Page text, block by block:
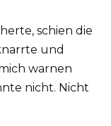
schien die
und
warnen
nicht. Nicht